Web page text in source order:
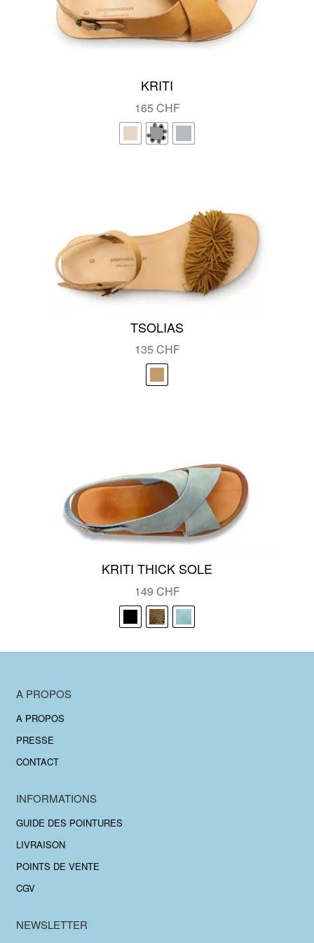
KRITI
165 CHF
TSOLIAS
135 CHF
KRITI THICK SOLE
149 CHF
A PROPOS
A PROPOS
PRESSE
CONTACT
INFORMATIONS
GUIDE DES POINTURES
LIVRAISON
POINTS DE VENTE
CGV
NEWSLETTER